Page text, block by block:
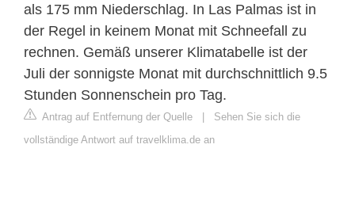
als 175 mm Niederschlag. In Las Palmas ist in
der Regel in keinem Monat mit Schneefall zu
rechnen. Gemäß unserer Klimatabelle ist der
Juli der sonnigste Monat mit durchschnittlich 9.5
Stunden Sonnenschein pro Tag.
Antrag auf Entfernung der Quelle | Sehen Sie sich die
vollständige Antwort auf travelklima.de an